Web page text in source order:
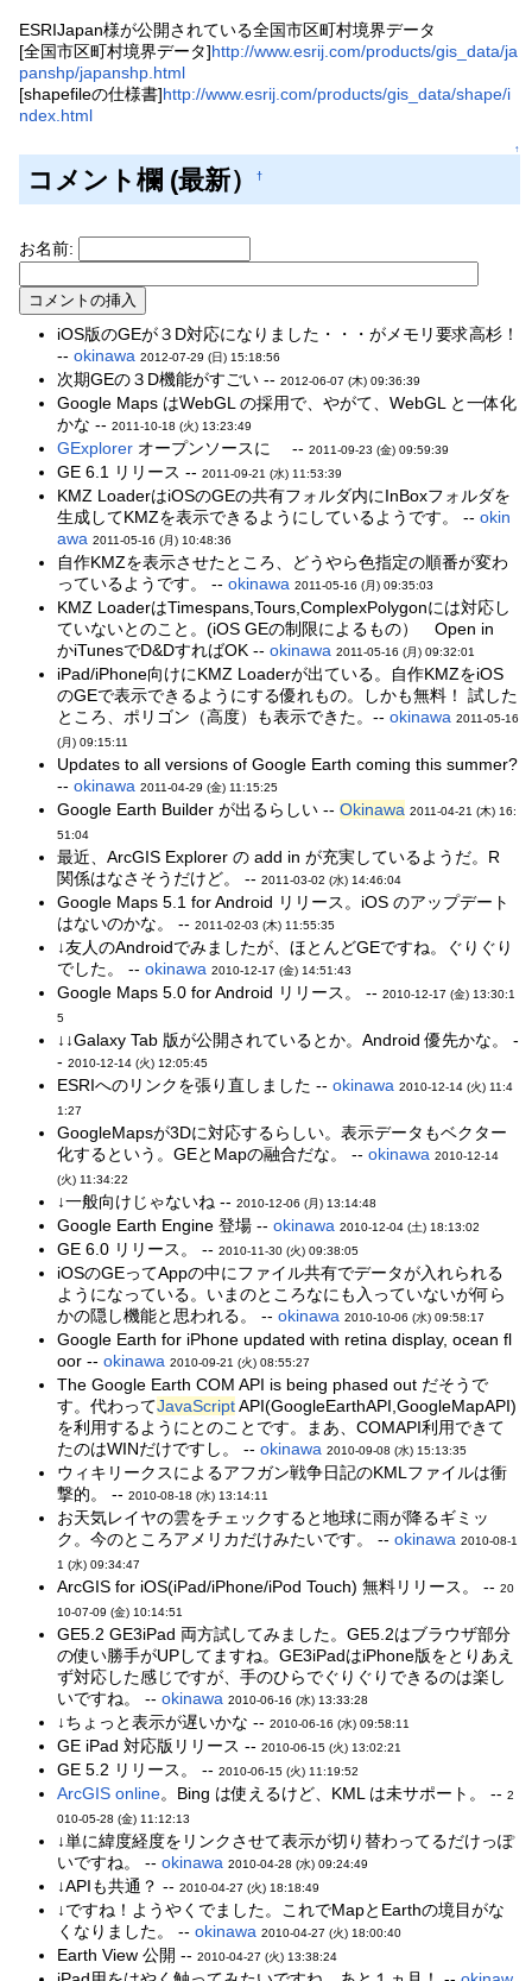
ESRIJapan様が公開されている全国市区町村境界データ
[全国市区町村境界データ]http://www.esrij.com/products/gis_data/ja
panshp/japanshp.html
[shapefileの仕様書]http://www.esrij.com/products/gis_data/shape/i
ndex.html
↑
コメント欄 (最新） †
お名前:
iOS版のGEが３D対応になりました・・・がメモリ要求高杉！
--okinawa 2012-07-29 (日) 15:18:56
次期GEの３D機能がすごい --2012-06-07 (木) 09:36:39
Google Maps はWebGL の採用で、やがて、WebGL と一体化
かな --2011-10-18 (火) 13:23:49
GExplorer オープンソースに --2011-09-23 (金) 09:59:39
GE 6.1 リリース --2011-09-21 (水) 11:53:39
KMZ LoaderはiOSのGEの共有フォルダ内にInBoxフォルダを
生成してKMZを表示できるようにしているようです。 --okin
awa 2011-05-16 (月) 10:48:36
自作KMZを表示させたところ、どうやら色指定の順番が変わ
っているようです。 --okinawa 2011-05-16 (月) 09:35:03
KMZ LoaderはTimespans,Tours,ComplexPolygonには対応し
ていないとのこと。(iOS GEの制限によるもの） Open in
かiTunesでD&DすればOK --okinawa 2011-05-16 (月) 09:32:01
iPad/iPhone向けにKMZ Loaderが出ている。自作KMZをiOS
のGEで表示できるようにする優れもの。しかも無料！ 試した
ところ、ポリゴン（高度）も表示できた。--okinawa 2011-05-16
(月) 09:15:11
Updates to all versions of Google Earth coming this summer?
--okinawa 2011-04-29 (金) 11:15:25
Google Earth Builder が出るらしい --Okinawa 2011-04-21 (木) 16:
51:04
最近、ArcGIS Explorer の add in が充実しているようだ。R
関係はなさそうだけど。 --2011-03-02 (水) 14:46:04
Google Maps 5.1 for Android リリース。iOS のアップデート
はないのかな。 --2011-02-03 (木) 11:55:35
↓友人のAndroidでみましたが、ほとんどGEですね。ぐりぐり
でした。 --okinawa 2010-12-17 (金) 14:51:43
Google Maps 5.0 for Android リリース。 --2010-12-17 (金) 13:30:1
5
↓↓Galaxy Tab 版が公開されているとか。Android 優先かな。 -
-2010-12-14 (火) 12:05:45
ESRIへのリンクを張り直しました --okinawa 2010-12-14 (火) 11:4
1:27
GoogleMapsが3Dに対応するらしい。表示データもベクター
化するという。GEとMapの融合だな。 --okinawa 2010-12-14
(火) 11:34:22
↓一般向けじゃないね --2010-12-06 (月) 13:14:48
Google Earth Engine 登場 --okinawa 2010-12-04 (土) 18:13:02
GE 6.0 リリース。 --2010-11-30 (火) 09:38:05
iOSのGEってAppの中にファイル共有でデータが入れられる
ようになっている。いまのところなにも入っていないが何ら
かの隠し機能と思われる。 --okinawa 2010-10-06 (水) 09:58:17
Google Earth for iPhone updated with retina display, ocean fl
oor --okinawa 2010-09-21 (火) 08:55:27
The Google Earth COM API is being phased out だそうで
す。代わってJavaScriptAPI(GoogleEarthAPI,GoogleMapAPI)
を利用するようにとのことです。まあ、COMAPI利用できて
たのはWINだけですし。 --okinawa 2010-09-08 (水) 15:13:35
ウィキリークスによるアフガン戦争日記のKMLファイルは衝
撃的。 --2010-08-18 (水) 13:14:11
お天気レイヤの雲をチェックすると地球に雨が降るギミッ
ク。今のところアメリカだけみたいです。 --okinawa 2010-08-1
1 (水) 09:34:47
ArcGIS for iOS(iPad/iPhone/iPod Touch) 無料リリース。 --20
10-07-09 (金) 10:14:51
GE5.2 GE3iPad 両方試してみました。GE5.2はブラウザ部分
の使い勝手がUPしてますね。GE3iPadはiPhone版をとりあえ
ず対応した感じですが、手のひらでぐりぐりできるのは楽し
いですね。 --okinawa 2010-06-16 (水) 13:33:28
↓ちょっと表示が遅いかな --2010-06-16 (水) 09:58:11
GE iPad 対応版リリース --2010-06-15 (火) 13:02:21
GE 5.2 リリース。 --2010-06-15 (火) 11:19:52
ArcGIS online。Bing は使えるけど、KML は未サポート。 --2
010-05-28 (金) 11:12:13
↓単に緯度経度をリンクさせて表示が切り替わってるだけっぽ
いですね。 --okinawa 2010-04-28 (水) 09:24:49
↓APIも共通？ --2010-04-27 (火) 18:18:49
↓ですね！ようやくでました。これでMapとEarthの境目がな
くなりました。 --okinawa 2010-04-27 (火) 18:00:40
Earth View 公開 --2010-04-27 (火) 13:38:24